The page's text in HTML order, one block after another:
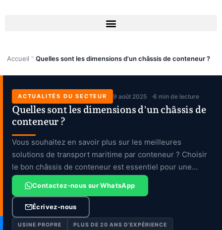
Accueil " Quelles sont les dimensions d'un châssis de conteneur ?
ACTUALITÉS DU SECTEUR 9 août 2025 6 min de lecture
Quelles sont les dimensions d'un châssis de
conteneur ?
Vous souhaitez en savoir plus sur les meilleures
solutions de transport maritime par conteneur ? Choisir
le bon châssis de conteneur est essentiel pour une
efficacité optimale […]
Contactez-nous sur WhatsApp
Écrivez-nous
USINE PROPRE PLUS DE 20 ANS D'EXPÉRIENCE